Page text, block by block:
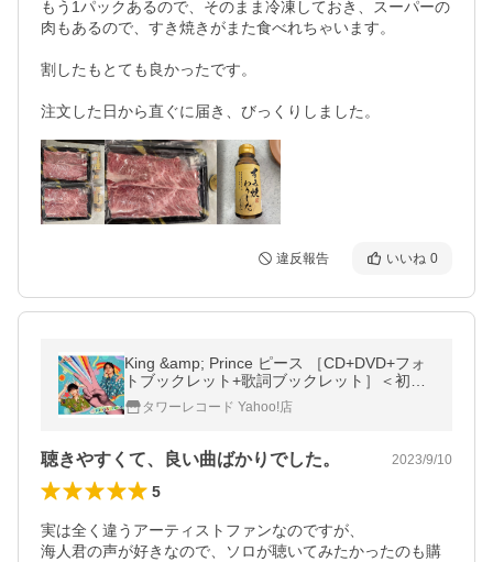
もう1パックあるので、そのまま冷凍しておき、スーパーの
肉もあるので、すき焼きがまた食べれちゃいます。
割したもとても良かったです。
注文した日から直ぐに届き、びっくりしました。
違反報告 いいね 0
King &amp; Prince ピース ［CD+DVD+フォ
トブックレット+歌詞ブックレット］＜初回
限定盤B＞ CD
タワーレコード Yahoo!店
聴きやすくて、良い曲ばかりでした。 2023/9/10
5
実は全く違うアーティストファンなのですが、
海人君の声が好きなので、ソロが聴いてみたかったのも購